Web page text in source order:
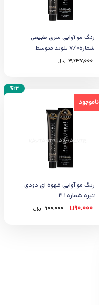
رنگ مو آوایی سری طبیعی
شماره7/0 بلوند متوسط
3,237,000 ﷼
ناموجود
%24
ناموجود
رنگ مو آوایی قهوه ای دودی
تیره شماره 3.1
1,190,000
900,000 ﷼